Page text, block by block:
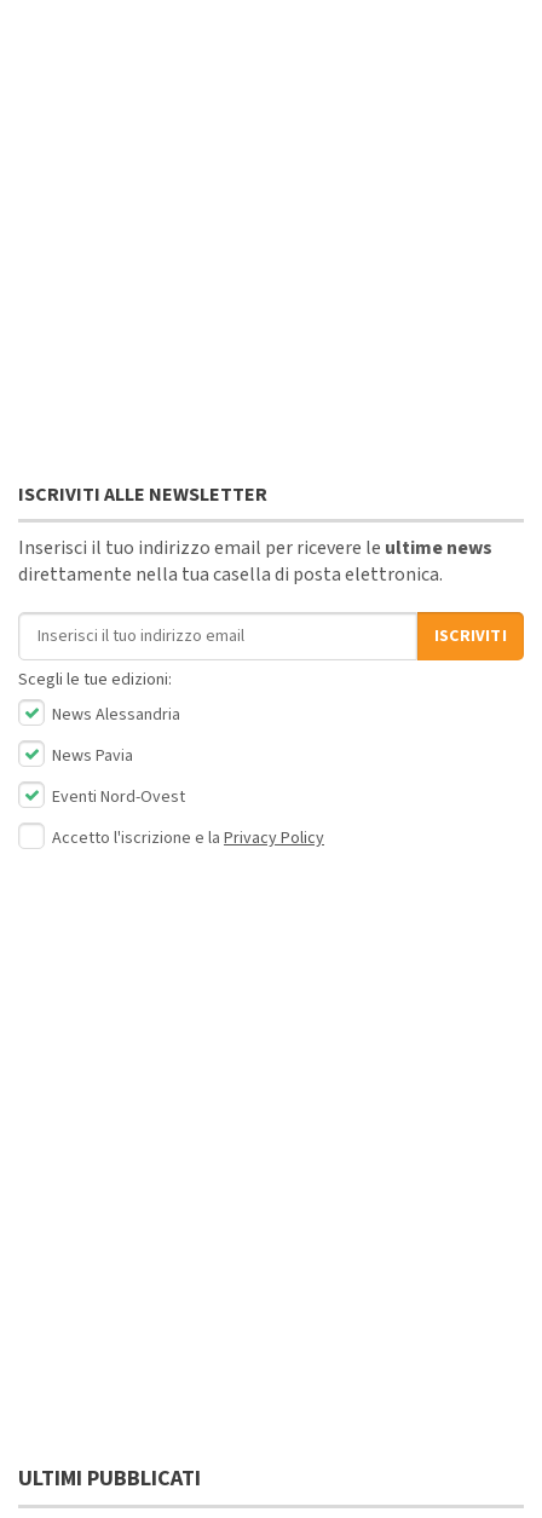
ISCRIVITI ALLE NEWSLETTER
Inserisci il tuo indirizzo email per ricevere le ultime news
direttamente nella tua casella di posta elettronica.
Indirizzo email
ISCRIVITI
Scegli le tue edizioni:
News Alessandria
News Pavia
Eventi Nord-Ovest
Accetto l'iscrizione e la Privacy Policy
ULTIMI PUBBLICATI